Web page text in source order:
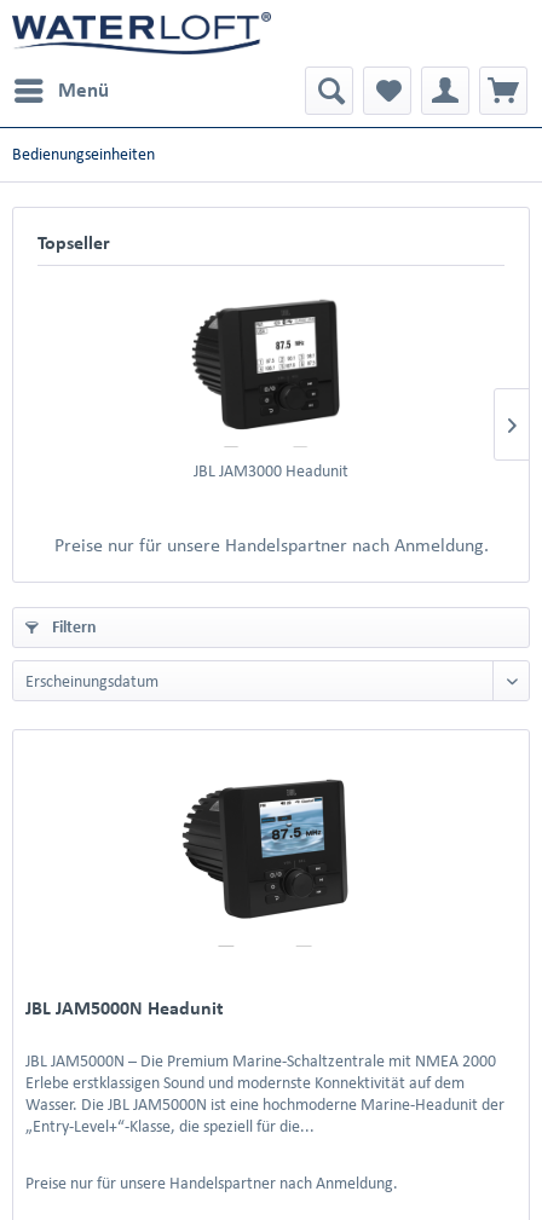
Menü
Bedienungseinheiten
Topseller
JBL JAM3000 Headunit
Preise nur für unsere Handelspartner nach Anmeldung.
Filtern
JBL JAM5000N Headunit
JBL JAM5000N – Die Premium Marine-Schaltzentrale mit NMEA 2000
Erlebe erstklassigen Sound und modernste Konnektivität auf dem
Wasser. Die JBL JAM5000N ist eine hochmoderne Marine-Headunit der
„Entry-Level+“-Klasse, die speziell für die...
Preise nur für unsere Handelspartner nach Anmeldung.